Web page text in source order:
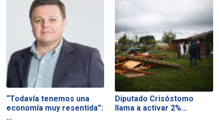
“Todavía tenemos una
economía muy resentida”:
…
Diputado Crisóstomo
llama a activar 2%…